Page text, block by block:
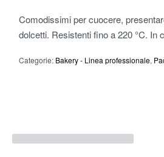
Comodissimi per cuocere,
dolcetti. Resistenti fino a 220 °C. In
Categorie: Bakery - Linea professionale,